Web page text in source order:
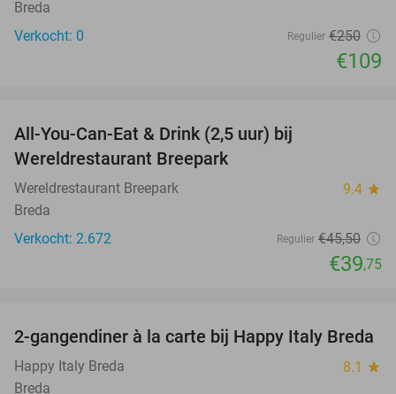
Breda
Verkocht: 0
Regulier €250
€109
All-You-Can-Eat & Drink (2,5 uur) bij
Wereldrestaurant Breepark
Wereldrestaurant Breepark 9.4 star
Breda
Verkocht: 2.672
Regulier €45,50
€39,75
35%
2-gangendiner à la carte bij Happy Italy Breda
Happy Italy Breda 8.1 star
Breda